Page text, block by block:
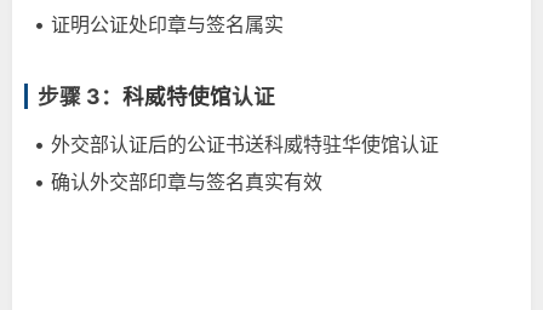
• 证明公证处印章与签名属实
步骤 3： 科威特使馆认证
• 外交部认证后的公证书送科威特驻华使馆认证
• 确认外交部印章与签名真实有效